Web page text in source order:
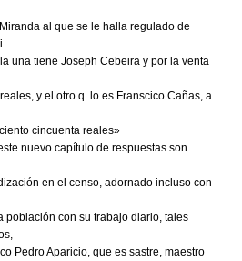
al que se le halla regulado de
una tiene Joseph Cebeira y por la venta
y el otro q. lo es Franscico Cañas, a
cincuenta reales»
nuevo capítulo de respuestas son
en el censo, adornado incluso con
población con su trabajo diario, tales
Pedro Aparicio, que es sastre, maestro